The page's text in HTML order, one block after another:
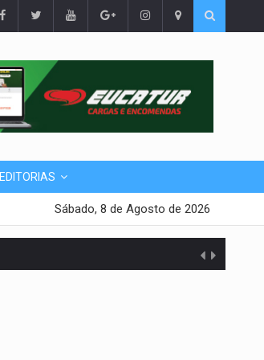
EDITORIAS
Sábado, 8 de Agosto de 2026